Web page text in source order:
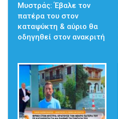
Μυστράς: Έβαλε τον
πατέρα του στον
καταψύκτη & αύριο θα
οδηγηθεί στον ανακριτή